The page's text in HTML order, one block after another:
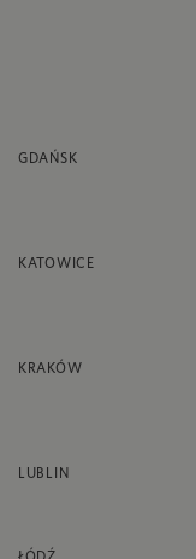
GDAŃSK
KATOWICE
KRAKÓW
LUBLIN